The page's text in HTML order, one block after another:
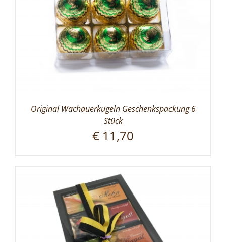
Original Wachauerkugeln Geschenkspackung 6
Stück
€ 11,70